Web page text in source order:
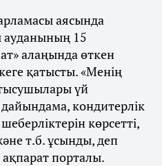
аясында
15
алаңында өткен
қатысты. «Менің
үй
кондитерлік
көрсетті,
т.б. ұсынды, деп
порталы.